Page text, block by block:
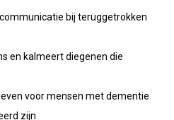
bij teruggetrokken
en kalmeert diegenen die
voor mensen met dementie
zijn